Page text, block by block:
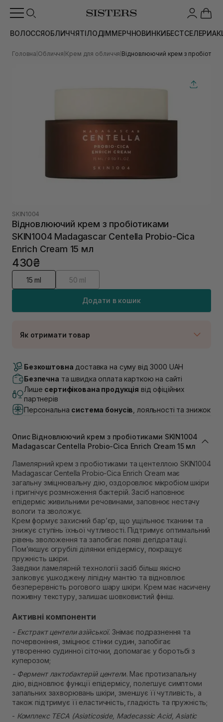
ВОЛОССЯОБЛИЧЧЯТІЛОДІММЕРЧНОВИНКИБЕСТСЕЛЕРИ
Головна Обличчя Крем для обличчя Відновлюючий крем з
SKIN1004
Відновлюючий крем з пробіотиками
SKIN1004 Madagascar Centella Probio-Cica
Enrich Cream 15 мл
430₴
15 ml 50 ml
Додати в кошик
Як отримати товар
В наявності
Самовивіз м. Луцьк, вул. Винниченка 4
Немає в наявності!
Самовивіз м. Львів, вул. Академіка Підстригача, 1В
(Duck’s Lake)
Немає в наявності!
Немає в наявності!
Самовивіз м. Львів, вул. Степана Бандери 45
Немає в наявності!
Самовивіз м. Рівне, вул. 16-го Липня, 15
Немає в наявності!
Самовивіз м. Рівне, вул. Кулика і Гудачека 23 (ТЦ
Екватор)
Немає в наявності!
Безкоштовна доставка на суму від 3000 UAH
Безпечна та швидка оплата карткою на сайті
Лише сертифікована продукція від офіційних
партнерів
Персональна система бонусів , лояльності та знижок
Опис Відновлюючий крем з пробіотиками SKIN1004
Madagascar Centella Probio-Cica Enrich Cream 15 мл
Ламелярний крем з пробіотиками та центеллою SKIN1004
Madagascar Centella Probio-Cica Enrich Cream має
загальну зміцнювальну дію, оздоровлює мікробіом шкіри
і пригнічує розмноження бактерій. Засіб наповнює
епідерміс живильними речовинами, заповнює нестачу
вологи та зволожує.
Крем формує захисний бар’єр, що ущільнює тканини та
знижує ступінь їхньої чутливості. Підтримує оптимальний
рівень зволоження та запобігає появі дегідратації.
Пом’якшує огрубілі ділянки епідермісу, покращує
пружність шкіри.
Завдяки ламелярній технології засіб більш якісно
заліковує ушкоджену ліпідну мантію та відновлює
безперервність рогового шару шкіри. Крем має насичену
поживну текстуру, залишає шовковистий фініш.
Активні компоненти
- Екстракт центели азійської. Знімає подразнення та
почервоніння, зміцнює стінки судин, запобігає
утворенню судинної сіточки, допомагає у боротьбі з
куперозом;
- Фермент лактобактерій центели. Має протизапальну
дію, відновлює функції епідермісу, полегшує симптоми
запальних захворювань шкіри, зменшує її чутливість, а
також підтримує її еластичність, гладкість та пружність;
- Комплекс TECA (Asiaticoside, Madecassic Acid, Asiatic